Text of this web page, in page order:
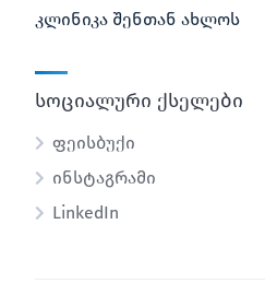
კლინიკა შენთან ახლოს
სოციალური ქსელები
ფეისბუქი
ინსტაგრამი
LinkedIn